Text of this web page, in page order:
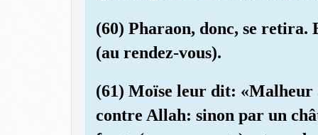
(60) Pharaon, donc, se retira.
(au rendez-vous).
(61) Moïse leur dit: «Malheur
contre Allah: sinon par un